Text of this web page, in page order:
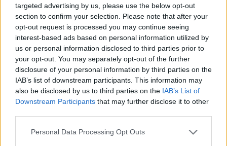
targeted advertising by us, please use the below opt-out
section to confirm your selection. Please note that after your
opt-out request is processed you may continue seeing
interest-based ads based on personal information utilized by
us or personal information disclosed to third parties prior to
your opt-out. You may separately opt-out of the further
disclosure of your personal information by third parties on the
IAB’s list of downstream participants. This information may
also be disclosed by us to third parties on the IAB’s List of
Downstream Participants that may further disclose it to other
Personal Data Processing Opt Outs